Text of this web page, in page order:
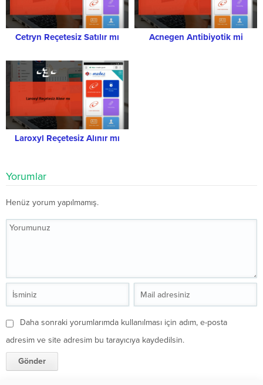
Cetryn Reçetesiz Satılır mı Acnegen Antibiyotik mi
Laroxyl Reçetesiz Alınır mı
Yorumlar
Henüz yorum yapılmamış.
Daha sonraki yorumlarımda kullanılması için adım, e-posta
adresim ve site adresim bu tarayıcıya kaydedilsin.